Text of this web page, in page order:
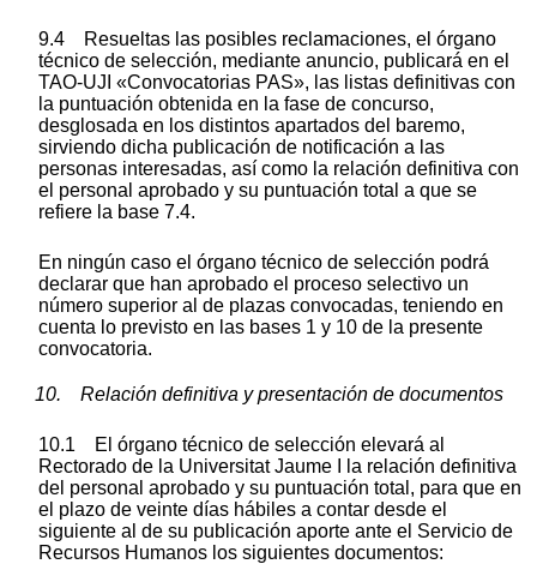
9.4 Resueltas las posibles reclamaciones, el órgano
técnico de selección, mediante anuncio, publicará en el
TAO-UJI «Convocatorias PAS», las listas definitivas con
la puntuación obtenida en la fase de concurso,
desglosada en los distintos apartados del baremo,
sirviendo dicha publicación de notificación a las
personas interesadas, así como la relación definitiva con
el personal aprobado y su puntuación total a que se
refiere la base 7.4.
En ningún caso el órgano técnico de selección podrá
declarar que han aprobado el proceso selectivo un
número superior al de plazas convocadas, teniendo en
cuenta lo previsto en las bases 1 y 10 de la presente
convocatoria.
10. Relación definitiva y presentación de documentos
10.1 El órgano técnico de selección elevará al
Rectorado de la Universitat Jaume I la relación definitiva
del personal aprobado y su puntuación total, para que en
el plazo de veinte días hábiles a contar desde el
siguiente al de su publicación aporte ante el Servicio de
Recursos Humanos los siguientes documentos: